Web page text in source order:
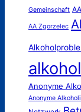
Gemeinschaft
AA Zgorzelec
Anonyme
Anonyme